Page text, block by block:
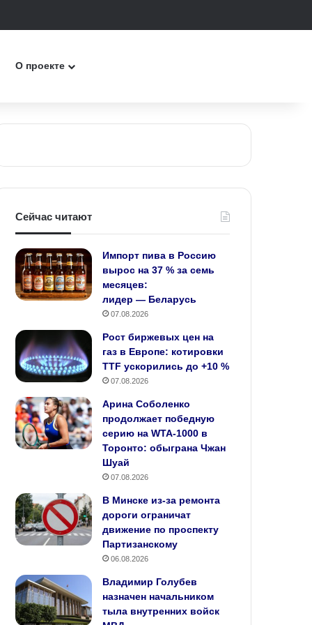
О проекте
Сейчас читают
Импорт пива в Россию
вырос на 37 % за семь
месяцев:
лидер — Беларусь
07.08.2026
Рост биржевых цен на
газ в Европе: котировки
TTF ускорились до +10 %
07.08.2026
Арина Соболенко
продолжает победную
серию на WTA‑1000 в
Торонто: обыграна Чжан
Шуай
07.08.2026
В Минске из-за ремонта
дороги ограничат
движение по проспекту
Партизанскому
06.08.2026
Владимир Голубев
назначен начальником
тыла внутренних войск